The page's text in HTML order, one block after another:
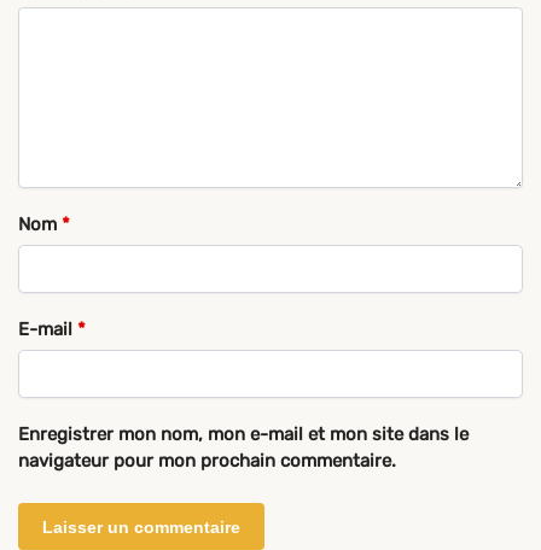
Nom *
E-mail *
Enregistrer mon nom, mon e-mail et mon site dans le
navigateur pour mon prochain commentaire.